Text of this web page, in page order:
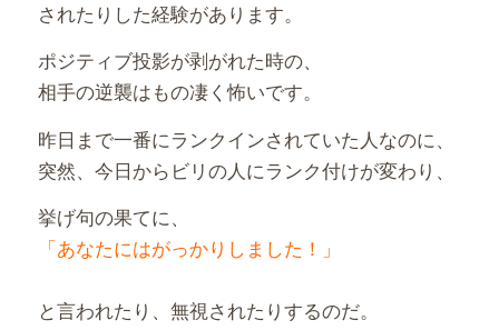
されたりした経験があります。
ポジティブ投影が剥がれた時の、
相手の逆襲はもの凄く怖いです。
昨日まで一番にランクインされていた人なのに、
突然、今日からビリの人にランク付けが変わり、
挙げ句の果てに、
「あなたにはがっかりしました！」
と言われたり、無視されたりするのだ。